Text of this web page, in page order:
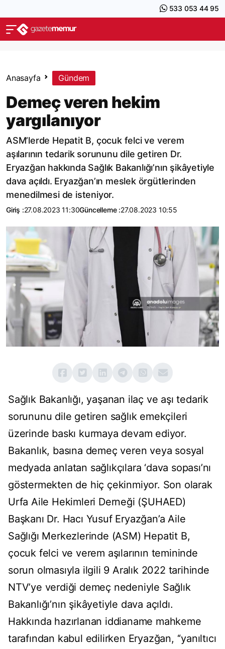
533 053 44 95
Anasayfa Gündem
Demeç veren hekim
yargılanıyor
ASM’lerde Hepatit B, çocuk felci ve verem
aşılarının tedarik sorununu dile getiren Dr.
Eryazğan hakkında Sağlık Bakanlığı’nın şikâyetiyle
dava açıldı. Eryazğan’ın meslek örgütlerinden
menedilmesi de isteniyor.
Giriş :27.08.2023 11:30Güncelleme :27.08.2023 10:55
Sağlık Bakanlığı, yaşanan ilaç ve aşı tedarik
sorununu dile getiren sağlık emekçileri
üzerinde baskı kurmaya devam ediyor.
Bakanlık, basına demeç veren veya sosyal
medyada anlatan sağlıkçılara ‘dava sopası’nı
göstermekten de hiç çekinmiyor. Son olarak
Urfa Aile Hekimleri Derneği (ŞUHAED)
Başkanı Dr. Hacı Yusuf Eryazğan’a Aile
Sağlığı Merkezlerinde (ASM) Hepatit B,
çocuk felci ve verem aşılarının temininde
sorun olmasıyla ilgili 9 Aralık 2022 tarihinde
NTV’ye verdiği demeç nedeniyle Sağlık
Bakanlığı’nın şikâyetiyle dava açıldı.
Hakkında hazırlanan iddianame mahkeme
tarafından kabul edilirken Eryazğan, ‘‘yanıltıcı